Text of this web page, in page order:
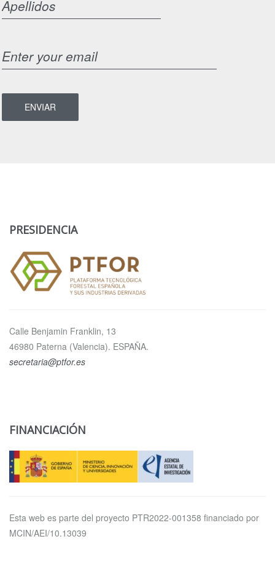
PRESIDENCIA
Calle Benjamin Franklin, 13
46980 Paterna (Valencia). ESPAÑA.
secretaria@ptfor.es
FINANCIACIÓN
Esta web es parte del proyecto PTR2022-001358 financiado por
MCIN/AEI/10.13039